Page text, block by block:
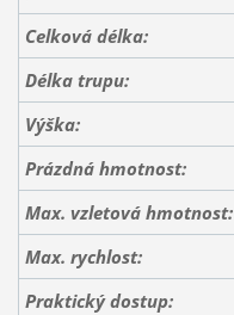
Celková délka:
Délka trupu:
Výška:
Prázdná hmotnost:
Max. vzletová hmotnost:
Max. rychlost:
Praktický dostup: